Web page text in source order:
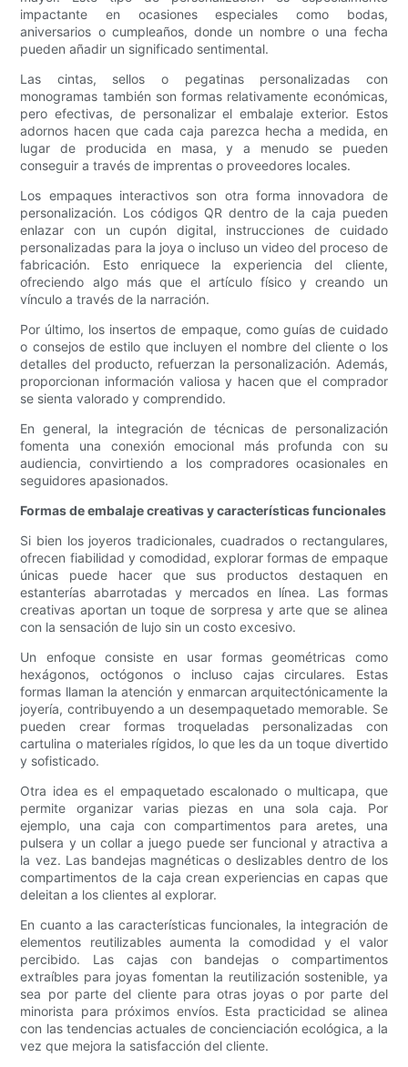
impactante en ocasiones especiales como bodas,
aniversarios o cumpleaños, donde un nombre o una fecha
pueden añadir un significado sentimental.
Las cintas, sellos o pegatinas personalizadas con
monogramas también son formas relativamente económicas,
pero efectivas, de personalizar el embalaje exterior. Estos
adornos hacen que cada caja parezca hecha a medida, en
lugar de producida en masa, y a menudo se pueden
conseguir a través de imprentas o proveedores locales.
Los empaques interactivos son otra forma innovadora de
personalización. Los códigos QR dentro de la caja pueden
enlazar con un cupón digital, instrucciones de cuidado
personalizadas para la joya o incluso un video del proceso de
fabricación. Esto enriquece la experiencia del cliente,
ofreciendo algo más que el artículo físico y creando un
vínculo a través de la narración.
Por último, los insertos de empaque, como guías de cuidado
o consejos de estilo que incluyen el nombre del cliente o los
detalles del producto, refuerzan la personalización. Además,
proporcionan información valiosa y hacen que el comprador
se sienta valorado y comprendido.
En general, la integración de técnicas de personalización
fomenta una conexión emocional más profunda con su
audiencia, convirtiendo a los compradores ocasionales en
seguidores apasionados.
Formas de embalaje creativas y características funcionales
Si bien los joyeros tradicionales, cuadrados o rectangulares,
ofrecen fiabilidad y comodidad, explorar formas de empaque
únicas puede hacer que sus productos destaquen en
estanterías abarrotadas y mercados en línea. Las formas
creativas aportan un toque de sorpresa y arte que se alinea
con la sensación de lujo sin un costo excesivo.
Un enfoque consiste en usar formas geométricas como
hexágonos, octógonos o incluso cajas circulares. Estas
formas llaman la atención y enmarcan arquitectónicamente la
joyería, contribuyendo a un desempaquetado memorable. Se
pueden crear formas troqueladas personalizadas con
cartulina o materiales rígidos, lo que les da un toque divertido
y sofisticado.
Otra idea es el empaquetado escalonado o multicapa, que
permite organizar varias piezas en una sola caja. Por
ejemplo, una caja con compartimentos para aretes, una
pulsera y un collar a juego puede ser funcional y atractiva a
la vez. Las bandejas magnéticas o deslizables dentro de los
compartimentos de la caja crean experiencias en capas que
deleitan a los clientes al explorar.
En cuanto a las características funcionales, la integración de
elementos reutilizables aumenta la comodidad y el valor
percibido. Las cajas con bandejas o compartimentos
extraíbles para joyas fomentan la reutilización sostenible, ya
sea por parte del cliente para otras joyas o por parte del
minorista para próximos envíos. Esta practicidad se alinea
con las tendencias actuales de concienciación ecológica, a la
vez que mejora la satisfacción del cliente.